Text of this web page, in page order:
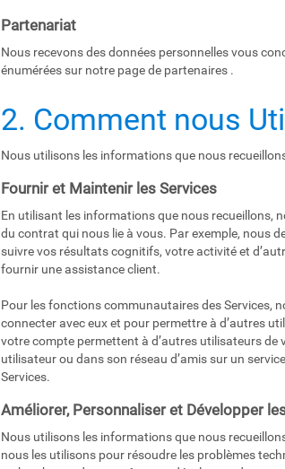
Partenariat
Nous recevons des données personnelles vous
énumérées sur notre page de partenaires .
2. Comment nous
Nous utilisons les informations que nous
Fournir et Maintenir les Services
En utilisant les informations que nous recueillons,
du contrat qui nous lie à vous. Par exemple, nous
suivre vos résultats cognitifs, votre activité et
fournir une assistance client.
Pour les fonctions communautaires des Services,
connecter avec eux et pour permettre à d’autres
votre compte permettent à d’autres utilisateurs de
utilisateur ou dans son réseau d’amis sur un
Services.
Améliorer, Personnaliser et Développer
Nous utilisons les informations que nous
nous les utilisons pour résoudre les problèmes